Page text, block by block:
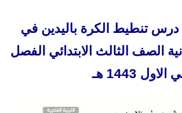
درس تنطيط الكرة باليدين في
الصف الثالث الابتدائي الفصل
1443 هـ